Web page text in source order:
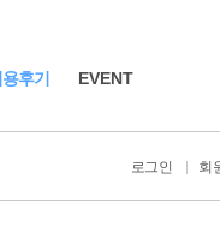
후기 EVENT
로그인 회